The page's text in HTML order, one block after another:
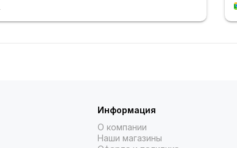
Информация
О компании
Наши магазины